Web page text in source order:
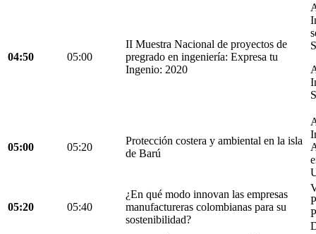
04:50 05:00
II Muestra Nacional de proyectos de
pregrado en ingeniería: Expresa tu
Ingenio: 2020
05:00 05:20
Protección costera y ambiental en la isla
de Barú
05:20 05:40
¿En qué modo innovan las empresas
manufactureras colombianas para su
sostenibilidad?